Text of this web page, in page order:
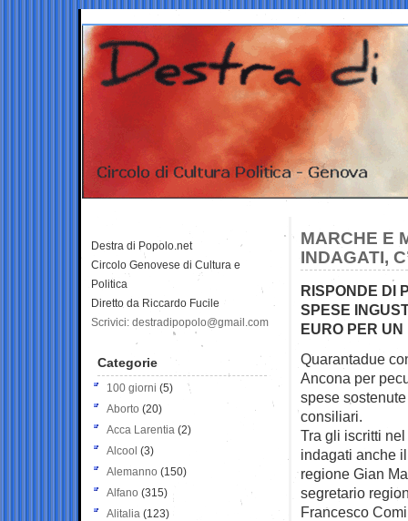
MARCHE E
INDAGATI,
RISPONDE DI
SPESE
EURO PER UN
Quarantadue
Ancona per
spese
consiliari.
Tra gli iscritti
indagati anche
regione Gian
segretario
Francesco
Destra di Popolo.net
Circolo Genovese di Cultura e
Politica
Diretto da Riccardo Fucile
Scrivici: destradipopolo@gmail.com
Categorie
100 giorni (5)
Aborto (20)
Acca Larentia (2)
Alcool (3)
Alemanno (150)
Alfano (315)
Alitalia (123)